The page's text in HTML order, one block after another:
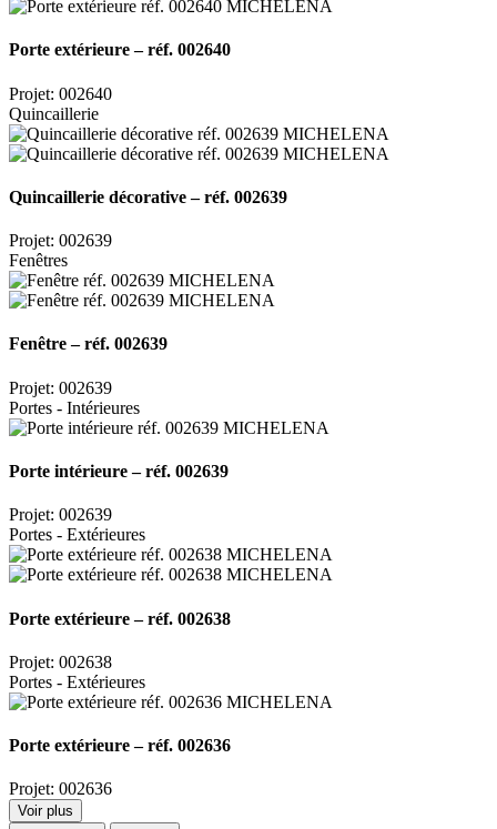
Porte extérieure – réf. 002640
Projet: 002640
Quincaillerie
Quincaillerie décorative – réf. 002639
Projet: 002639
Fenêtres
Fenêtre – réf. 002639
Projet: 002639
Portes - Intérieures
Porte intérieure – réf. 002639
Projet: 002639
Portes - Extérieures
Porte extérieure – réf. 002638
Projet: 002638
Portes - Extérieures
Porte extérieure – réf. 002636
Projet: 002636
Voir plus